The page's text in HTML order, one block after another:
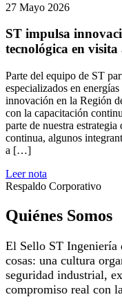
27 Mayo 2026
ST impulsa
tecnológica en
Parte del equipo de ST
especializados en
innovación en la Región
con la capacitación
parte de nuestra
continua, algunos
a […]
Leer nota
Respaldo Corporativo
Quiénes Somos
El Sello ST Ingeniería
cosas: una cultura
seguridad industrial,
compromiso real con